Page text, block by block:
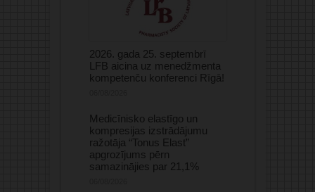
2026. gada 25. septembrī
LFB aicina uz menedžmenta
kompetenču konferenci Rīgā!
Medicīnisko elastīgo un
kompresijas izstrādājumu
ražotāja “Tonus Elast”
apgrozījums pērn
samazinājies par 21,1%